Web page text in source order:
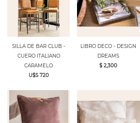
SILLA DE BAR CLUB -
CUERO ITALIANO
CARAMELO
U$S 720
LIBRO DECO - DESIGN
DREAMS
$ 2,300